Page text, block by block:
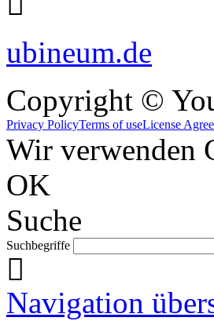
ubineum.de
Copyright ©
Privacy PolicyTerms of useLicense
Wir verwenden
OK
Suche
Suchbegriffe
Navigation